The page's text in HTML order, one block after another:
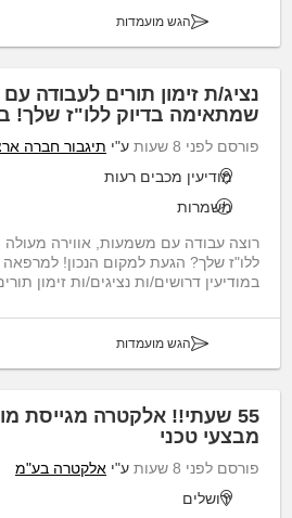
הגש מועמדות
נציג/ת זימון תורים לעבודה
שמתאימה בדיוק ללו"ז שלך!
פורסם לפני 8 שעות ע"י תיגבור חברה
מודיעין מכבים רעות
משמרות
רוצה עבודה עם משמעות, אווירה
ללו"ז שלך? הגעת למקום הנכון! למרפאה
במודיעין דרושים/ות נציגים/ות זימון
הגש מועמדות
55 שעתי!! אלקטרה מגייסת
מבצעי טכני
פורסם לפני 8 שעות ע"י אלקטרה בע"מ
ירושלים